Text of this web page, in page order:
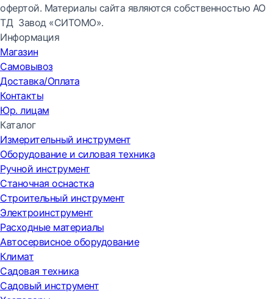
офертой. Материалы сайта являются собственностью АО
ТД Завод «СИТОМО».
Информация
Магазин
Самовывоз
Доставка/Оплата
Контакты
Юр. лицам
Каталог
Измерительный инструмент
Оборудование и силовая техника
Ручной инструмент
Станочная оснастка
Строительный инструмент
Электроинструмент
Расходные материалы
Автосервисное оборудование
Климат
Садовая техника
Садовый инструмент